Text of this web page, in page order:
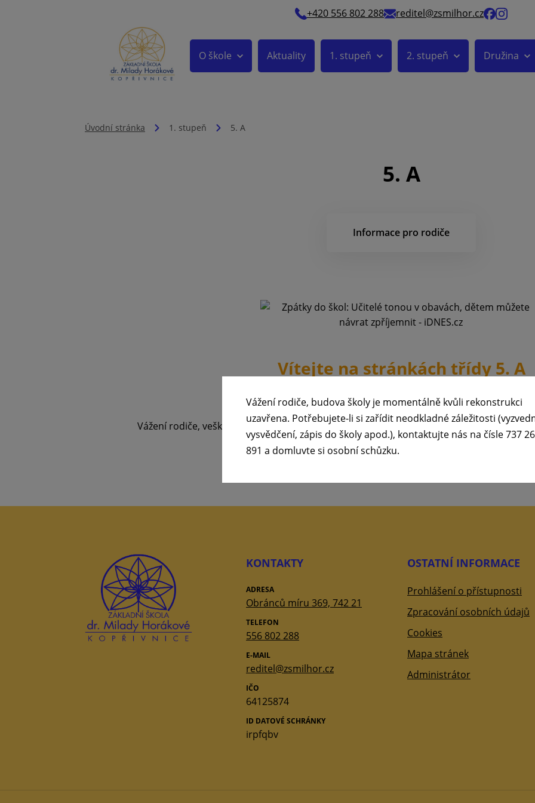
+420 556 802 288 reditel@zsmilhor.cz
O škole Aktuality 1. stupeň 2. stupeň Družina
Úvodní stránka 1. stupeň 5. A
5. A
Informace pro rodiče
Vítejte na stránkách třídy 5. A
Třídní učitel: Mgr. Jakub Šindelka
Vážení rodiče, veškeré informace a komunikace ze strany školy bude probíhat v online
KONTAKTY
ADRESA
Obránců míru 369, 742 21
TELEFON
556 802 288
E-MAIL
reditel@zsmilhor.cz
IČO
64125874
ID DATOVÉ SCHRÁNKY
irpfqbv
OSTATNÍ INFORMACE
Prohlášení o přístupnosti
Zpracování osobních údajů
Cookies
Mapa stránek
Administrátor
Vážení rodiče, budova školy je momentálně kvůli rekonstrukci
uzavřena. Potřebujete-li si zařídit neodkladné záležitosti
vysvědčení, zápis do školy apod.), kontaktujte nás na čísle 737
891 a domluvte si osobní schůzku.